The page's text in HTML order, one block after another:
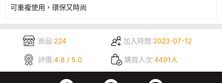
可重複使用，環保又時尚
商品:224 加入時間:2023-07-12
評價:4.8 / 5.0 購買人次:4491人